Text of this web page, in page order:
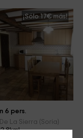
¡Sólo 17€ más!
6 pers.
La Sierra (Soria)